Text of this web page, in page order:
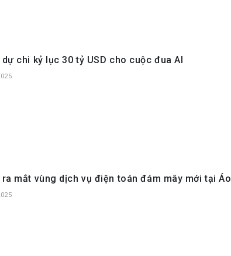
chi kỷ lục 30 tỷ USD cho cuộc đua AI
mắt vùng dịch vụ điện toán đám mây mới tại Áo